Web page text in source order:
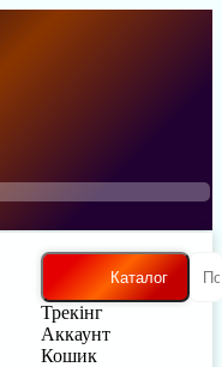
Каталог
Трекінг
Аккаунт
Кошик